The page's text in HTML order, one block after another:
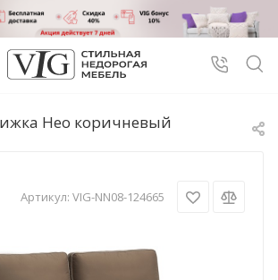
Нео коричневый
Артикул: VIG-NN08-124665